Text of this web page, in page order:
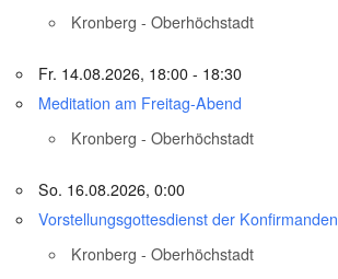
Kronberg - Oberhöchstadt
Fr. 14.08.2026, 18:00 - 18:30
Meditation am Freitag-Abend
Kronberg - Oberhöchstadt
So. 16.08.2026, 0:00
Vorstellungsgottesdienst der Konfirmanden
Kronberg - Oberhöchstadt